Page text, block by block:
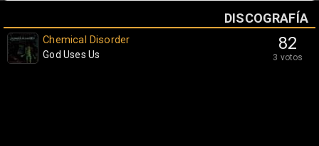
DISCOGRAFÍA
82
3 votos
Chemical Disorder
God Uses Us